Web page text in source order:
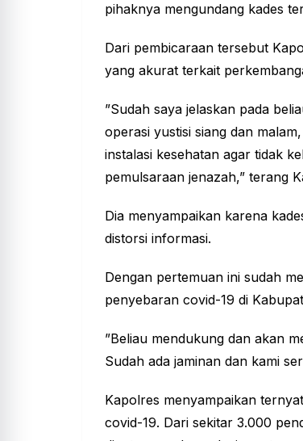
pihaknya mengundang kades
Dari pembicaraan tersebut
yang akurat terkait
”Sudah saya jelaskan pada
operasi yustisi siang dan
instalasi kesehatan agar tidak
pemulsaraan jenazah,” terang
Dia menyampaikan karena
distorsi informasi.
Dengan pertemuan ini sudah
penyebaran covid-19 di
”Beliau mendukung dan akan
Sudah ada jaminan dan kami
Kapolres menyampaikan
covid-19. Dari sekitar 3.000